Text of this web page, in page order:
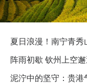
夏日浪漫！南宁青
阵雨初歇 钦州上空
泥泞中的坚守：贵港